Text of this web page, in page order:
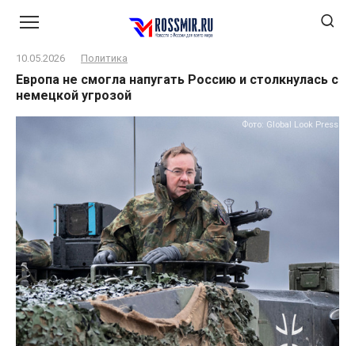
10.05.2026 Политика
Европа не смогла напугать Россию и столкнулась с
немецкой угрозой
Фото: Global Look Press